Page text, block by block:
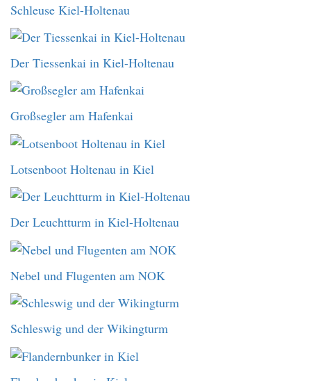
Schleuse Kiel-Holtenau
Der Tiessenkai in Kiel-Holtenau
Großsegler am Hafenkai
Lotsenboot Holtenau in Kiel
Der Leuchtturm in Kiel-Holtenau
Nebel und Flugenten am NOK
Schleswig und der Wikingturm